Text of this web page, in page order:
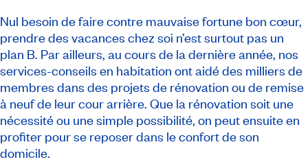
Nul besoin de faire contre mauvaise fortune bon cœur,
prendre des vacances chez soi n’est surtout pas un
plan B. Par ailleurs, au cours de la dernière année, nos
services-conseils en habitation ont aidé des milliers de
membres dans des projets de rénovation ou de remise
à neuf de leur cour arrière. Que la rénovation soit une
nécessité ou une simple possibilité, on peut ensuite en
profiter pour se reposer dans le confort de son
domicile.